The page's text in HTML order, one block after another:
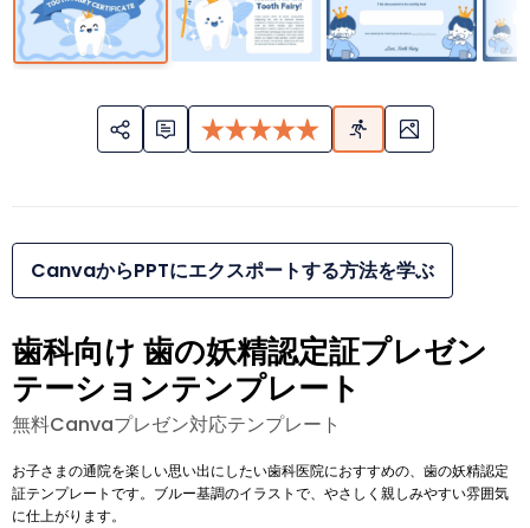
CanvaからPPTにエクスポートする方法を学ぶ
歯科向け 歯の妖精認定証プレゼン
テーションテンプレート
無料Canvaプレゼン対応テンプレート
お子さまの通院を楽しい思い出にしたい歯科医院におすすめの、歯の妖精認定
証テンプレートです。ブルー基調のイラストで、やさしく親しみやすい雰囲気
に仕上がります。